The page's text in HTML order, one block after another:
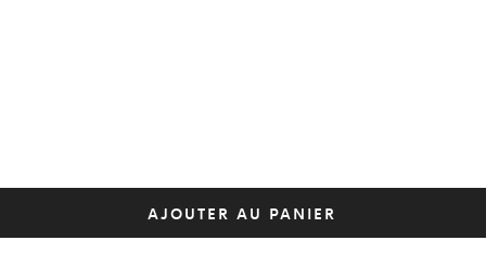
AJOUTER AU PANIER